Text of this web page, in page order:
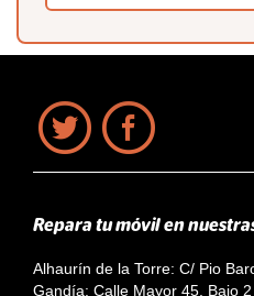
Repara tu móvil en
Alhaurín de la Torre: C/ Pio
Gandía: Calle Mayor 45, Bajo 2